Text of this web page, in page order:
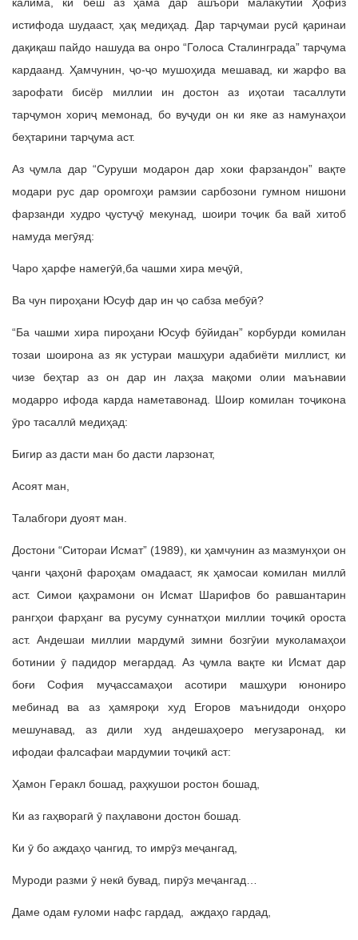
калима, ки беш аз ҳама дар ашъори малакутии Ҳофиз
истифода шудааст, ҳақ медиҳад. Дар тарҷумаи русӣ қаринаи
дақиқаш пайдо нашуда ва онро “Голоса Сталинграда” тарҷума
кардаанд. Ҳамчунин, ҷо-ҷо мушоҳида мешавад, ки жарфо ва
зарофати бисёр миллии ин достон аз иҳотаи тасаллути
тарҷумон хориҷ мемонад, бо вуҷуди он ки яке аз намунаҳои
беҳтарини тарҷума аст.
Аз ҷумла дар “Суруши модарон дар хоки фарзандон” вақте
модари рус дар оромгоҳи рамзии сарбозони гумном нишони
фарзанди худро ҷустуҷӯ мекунад, шоири тоҷик ба вай хитоб
намуда мегӯяд:
Чаро ҳарфе намегӯӣ,ба чашми хира меҷӯӣ,
Ва чун пироҳани Юсуф дар ин ҷо сабза мебӯӣ?
“Ба чашми хира пироҳани Юсуф бӯйидан” корбурди комилан
тозаи шоирона аз як устураи машҳури адабиёти миллист, ки
чизе беҳтар аз он дар ин лаҳза мақоми олии маънавии
модарро ифода карда наметавонад. Шоир комилан тоҷикона
ӯро тасаллӣ медиҳад:
Бигир аз дасти ман бо дасти ларзонат,
Асоят ман,
Талабгори дуоят ман.
Достони “Ситораи Исмат” (1989), ки ҳамчунин аз мазмунҳои он
ҷанги ҷаҳонӣ фароҳам омадааст, як ҳамосаи комилан миллӣ
аст. Симои қаҳрамони он Исмат Шарифов бо равшантарин
рангҳои фарҳанг ва русуму суннатҳои миллии тоҷикӣ ороста
аст. Андешаи миллии мардумӣ зимни бозгӯии муколамаҳои
ботинии ӯ падидор мегардад. Аз ҷумла вақте ки Исмат дар
боғи София муҷассамаҳои асотири машҳури юнониро
мебинад ва аз ҳамяроқи худ Егоров маънидоди онҳоро
мешунавад, аз дили худ андешаҳоеро мегузаронад, ки
ифодаи фалсафаи мардумии тоҷикӣ аст:
Ҳамон Геракл бошад, раҳкушои ростон бошад,
Ки аз гаҳворагӣ ӯ паҳлавони достон бошад.
Ки ӯ бо аждаҳо ҷангид, то имрӯз меҷангад,
Муроди разми ӯ некӣ бувад, пирӯз меҷангад…
Даме одам ғуломи нафс гардад, аждаҳо гардад,